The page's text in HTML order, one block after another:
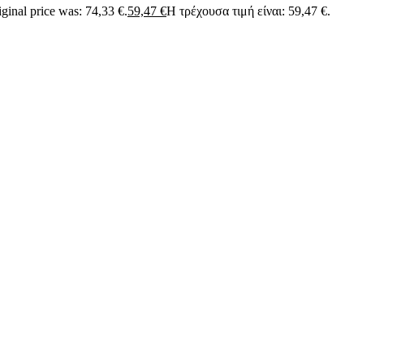
price was: 74,33 €.59,47 €Η τρέχουσα τιμή είναι: 59,47 €.